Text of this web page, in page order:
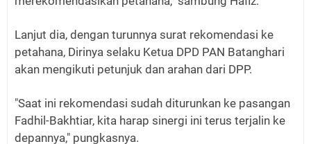
Lanjut dia, dengan turunnya surat rekomendasi ke
petahana, Dirinya selaku Ketua DPD PAN Batanghari
akan mengikuti petunjuk dan arahan dari DPP.
"Saat ini rekomendasi sudah diturunkan ke pasangan
Fadhil-Bakhtiar, kita harap sinergi ini terus terjalin ke
depannya," pungkasnya.